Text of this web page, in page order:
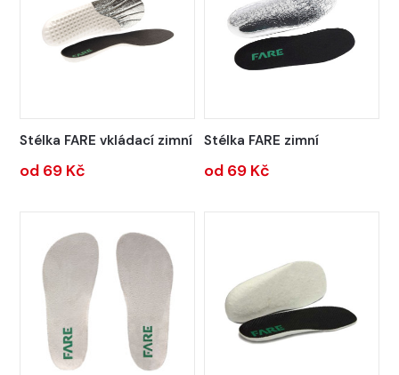
Stélka FARE vkládací zimní
od 69 Kč
Stélka FARE zimní
od 69 Kč